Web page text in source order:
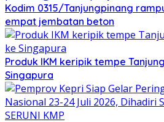
Kodim 0315/Tanjungpinang
empat jembatan beton
Produk IKM keripik tempe
Singapura